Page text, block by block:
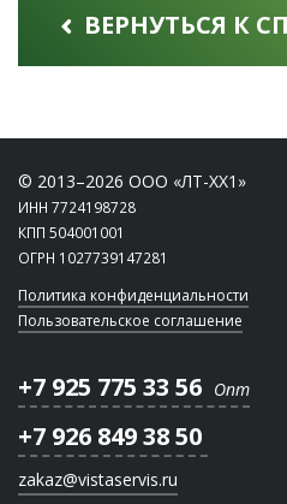
ВЕРНУТЬСЯ К
© 2013–2026 ООО «ЛТ-ХХ1»
ИНН 7724198728
КПП 504001001
ОГРН 1027739147281
Политика конфиденциальности
Пользовательское соглашение
+7 925 775 33 56 Опт
+7 926 849 38 50
zakaz@vistaservis.ru